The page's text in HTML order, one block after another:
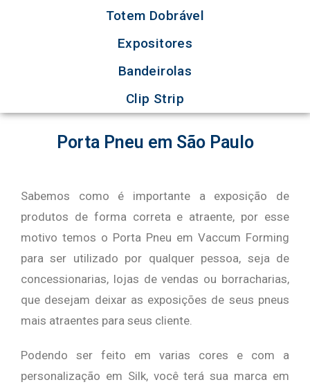
Totem Dobrável
Expositores
Bandeirolas
Clip Strip
Porta Pneu em São Paulo
Sabemos como é importante a exposição de
produtos de forma correta e atraente, por esse
motivo temos o Porta Pneu em Vaccum Forming
para ser utilizado por qualquer pessoa, seja de
concessionarias, lojas de vendas ou borracharias,
que desejam deixar as exposições de seus pneus
mais atraentes para seus cliente.
Podendo ser feito em varias cores e com a
personalização em Silk, você terá sua marca em